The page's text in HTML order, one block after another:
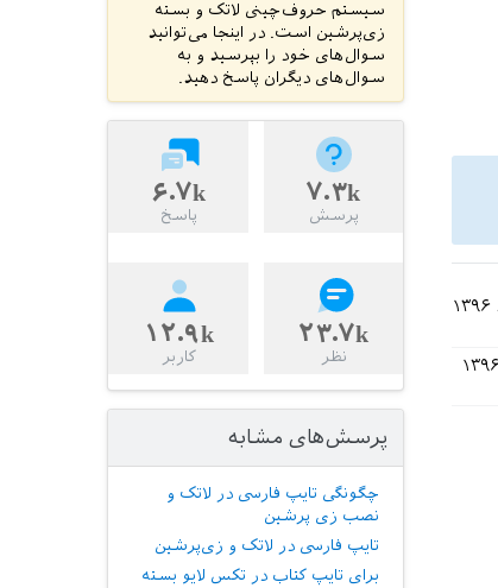
سیستم حروف‌چینی لاتک و بسته
زی‌پرشین است. در اینجا می‌توانید
سوال‌های خود را بپرسید و به
سوال‌های دیگران پاسخ دهید.
۷.۳k
پرسش
۶.۷k
پاسخ
۲۳.۷k
نظر
۱۲.۹k
کاربر
پرسش‌های مشابه
چگونگی تایپ فارسی در لاتک و
نصب زی پرشین
تایپ فارسی در لاتک و زی‌پرشین
برای تایپ کتاب در تکس لایو بسته